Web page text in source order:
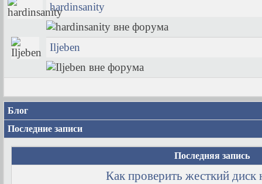
hardinsanity
Iljeben
Блог
Последние записи
Последняя запись
Как проверить жесткий